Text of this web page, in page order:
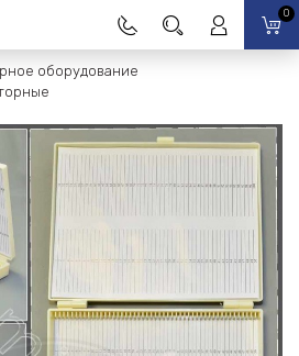
0
оборудование